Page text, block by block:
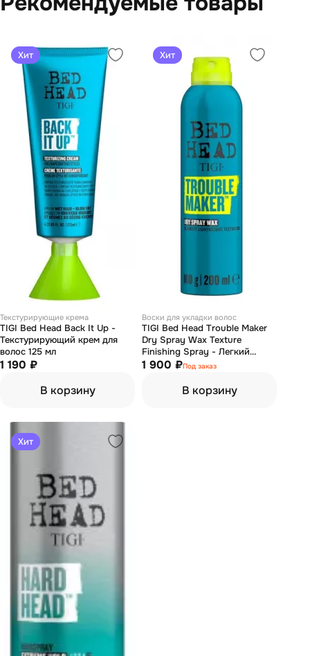
Хит
Текстурирующие крема
TIGI Bed Head Back It Up -
Текстурирующий крем для
волос 125 мл
1 190 ₽
В корзину
Хит
Воски для укладки волос
TIGI Bed Head Trouble Maker
Dry Spray Wax Texture
Finishing Spray - Легкий
текстурирующий воск спрей
1 900 ₽Под заказ
В корзину
Хит